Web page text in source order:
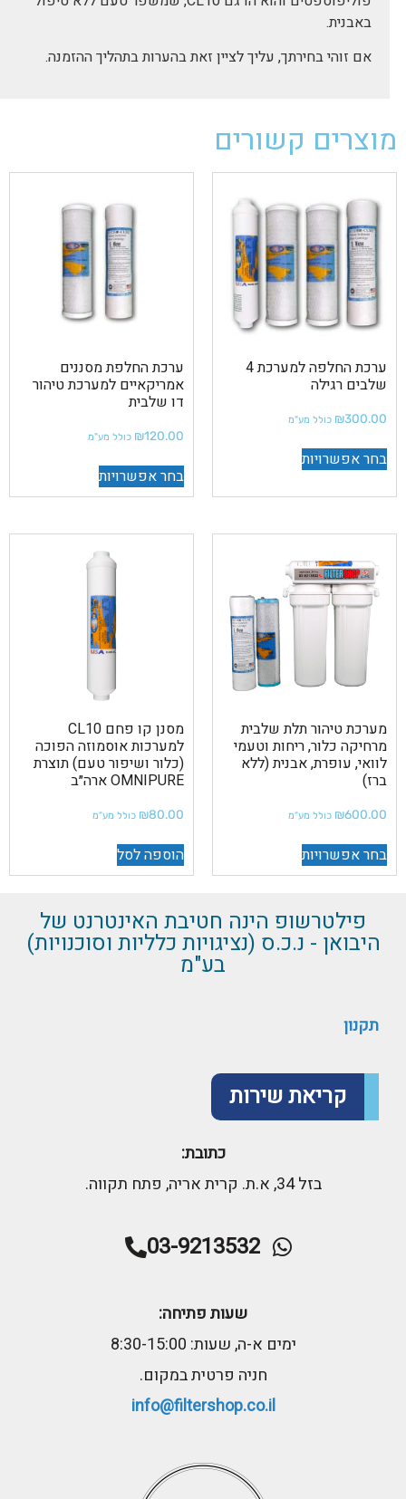
באבנית.
אם זוהי בחירתך, עליך לציין זאת בהערות בתהליך ההזמנה.
מוצרים קשורים
ערכת החלפה למערכת 4
שלבים רגילה
₪300.00 כולל מע"מ
בחר אפשרויות
ערכת החלפת מסננים
אמריקאיים למערכת טיהור
דו שלבית
₪120.00 כולל מע"מ
בחר אפשרויות
מערכת טיהור תלת שלבית
מרחיקה כלור, ריחות וטעמי
לוואי, עופרת, אבנית (ללא
ברז)
₪600.00 כולל מע"מ
בחר אפשרויות
מסנן קו פחם CL10
למערכות אוסמוזה הפוכה
(כלור ושיפור טעם) תוצרת
OMNIPURE ארה״ב
₪80.00 כולל מע"מ
הוספה לסל
פילטרשופ הינה חטיבת האינטרנט של
היבואן - נ.כ.ס (נציגויות כלליות וסוכנויות)
בע"מ
תקנון
קריאת שירות
כתובת:
בזל 34, א.ת. קרית אריה, פתח תקווה.
03-9213532
שעות פתיחה:
ימים א-ה, שעות: 8:30-15:00
חניה פרטית במקום.
info@filtershop.co.il